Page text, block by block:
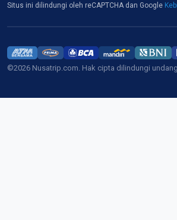
Situs ini dilindungi oleh reCAPTCHA dan Google
©2026 Nusatrip.com. Hak cipta dilindungi